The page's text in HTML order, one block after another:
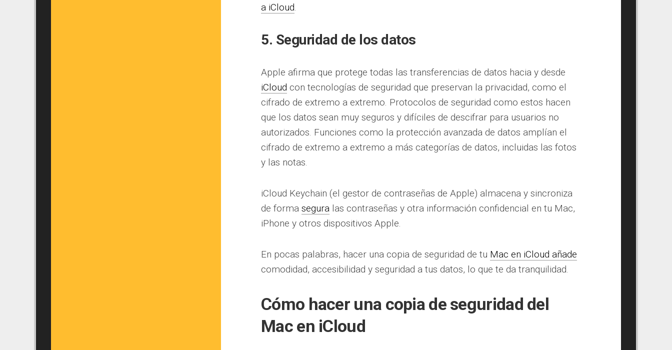
a iCloud.
5. Seguridad de los datos
Apple afirma que protege todas las transferencias de datos hacia y desde
iCloud con tecnologías de seguridad que preservan la privacidad, como el
cifrado de extremo a extremo. Protocolos de seguridad como estos hacen
que los datos sean muy seguros y difíciles de descifrar para usuarios no
autorizados. Funciones como la protección avanzada de datos amplían el
cifrado de extremo a extremo a más categorías de datos, incluidas las fotos
y las notas.
iCloud Keychain (el gestor de contraseñas de Apple) almacena y sincroniza
de forma segura las contraseñas y otra información confidencial en tu Mac,
iPhone y otros dispositivos Apple.
En pocas palabras, hacer una copia de seguridad de tu Mac en iCloud añade
comodidad, accesibilidad y seguridad a tus datos, lo que te da tranquilidad.
Cómo hacer una copia de seguridad del
Mac en iCloud